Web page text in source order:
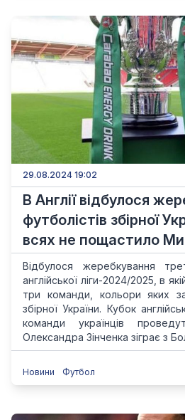
29.08.2024 19:02
В Англії відбулося
футболістів збірної
всях не пощастило
Відбулося жеребкування
англійської ліги-2024/2025, в
три команди, кольори яких
збірної України. Кубок
команди українців
Олександра Зінченка зіграє з
Новини Футбол